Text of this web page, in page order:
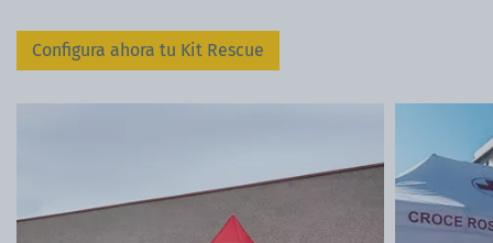
Configura ahora tu Kit Rescue